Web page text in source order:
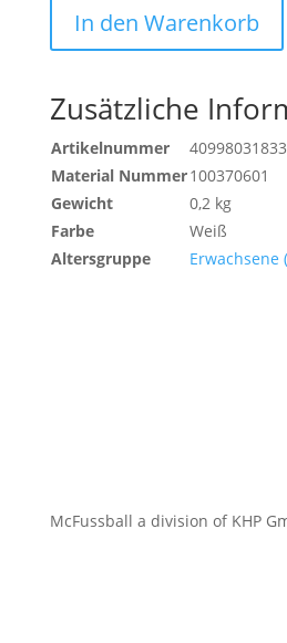
In den Warenkorb
Zusätzliche
Artikelnummer
Material Nummer100370601
Gewicht
0,2 kg
Farbe
Weiß
Altersgruppe
Erwachsene
McFussball a division of KHP